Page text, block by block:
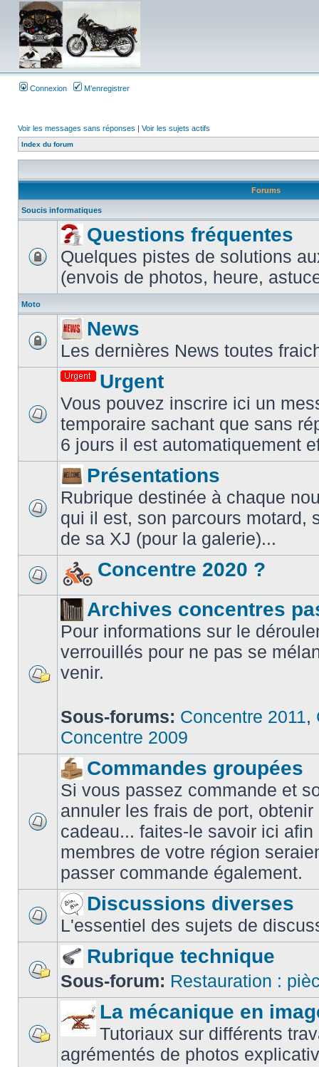
Connexion M’enregistrer
Voir les messages sans réponses | Voir les sujets actifs
Index du forum
Forums
Soucis informatiques
Questions fréquentes
Quelques pistes de solutions
(envois de photos, heure,
Moto
News
Les dernières News toutes
Urgent
Vous pouvez inscrire ici un
temporaire sachant que sans
6 jours il est automatiquement
Présentations
Rubrique destinée à chaque
qui il est, son parcours motard,
de sa XJ (pour la galerie)...
Concentre 2020 ?
Archives concentres
Pour informations sur le
verrouillés pour ne pas se
venir.
Sous-forums: Concentre 2011,
Concentre 2009
Commandes groupées
Si vous passez commande et
annuler les frais de port,
cadeau... faites-le savoir ici
membres de votre région
passer commande également.
Discussions diverses
L'essentiel des sujets de
Rubrique technique
Sous-forum: Restauration :
La mécanique en
Tutoriaux sur différents
agrémentés de photos